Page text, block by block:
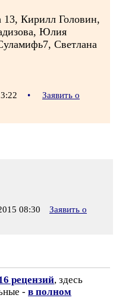
Кирилл Головин,
Юлия
Светлана
•
Заявить о
08:30
Заявить о
рецензий, здесь
- в полном